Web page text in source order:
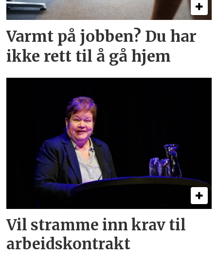
Varmt på jobben? Du har
ikke rett til å gå hjem
Vil stramme inn krav til
arbeids­kontrakt